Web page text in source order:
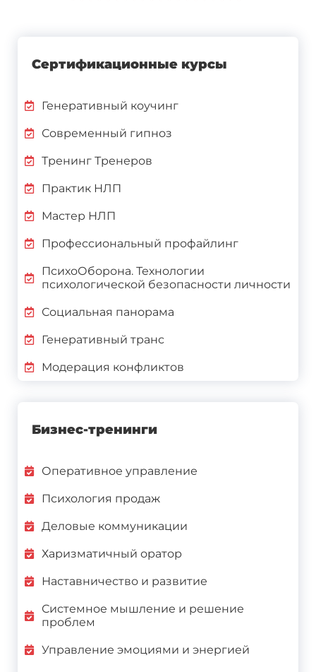
Сертификационные курсы
Генеративный коучинг
Современный гипноз
Тренинг Тренеров
Практик НЛП
Мастер НЛП
Профессиональный профайлинг
ПсихоОборона. Технологии
психологической безопасности личности
Социальная панорама
Генеративный транс
Модерация конфликтов
Бизнес-тренинги
Оперативное управление
Психология продаж
Деловые коммуникации
Харизматичный оратор
Наставничество и развитие
Системное мышление и решение
проблем
Управление эмоциями и энергией